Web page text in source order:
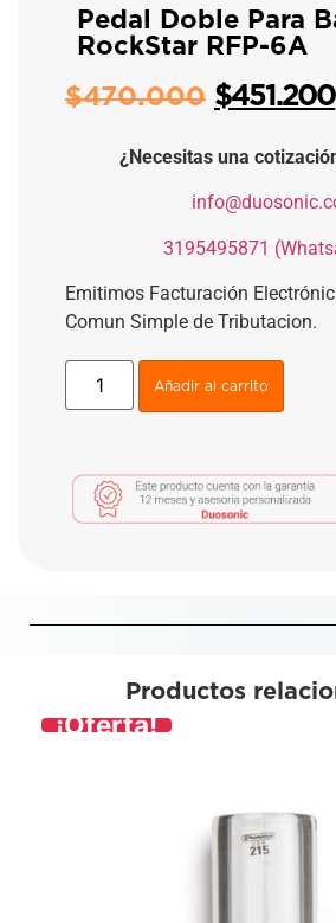
Pedal Doble Para
RockStar RFP-6A
$470.000 $451.200
¿Necesitas una
3195495871
Emitimos Facturación
Comun Simple de Tributacion.
Añadir al carrito
Productos
¡Oferta!